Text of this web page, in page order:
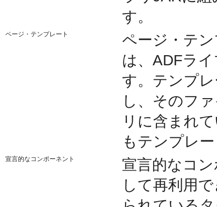
す。
ページ・テンプレート
ページ・テ
は、ADFラ
す。テンプ
し、そのフ
リに含まれ
もテンプレ
宣言的なコンポーネント
宣言的なコ
して再利用